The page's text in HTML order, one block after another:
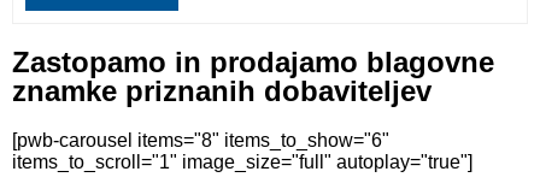
Zastopamo in prodajamo blagovne
znamke priznanih dobaviteljev
[pwb-carousel items="8" items_to_show="6"
items_to_scroll="1" image_size="full" autoplay="true"]